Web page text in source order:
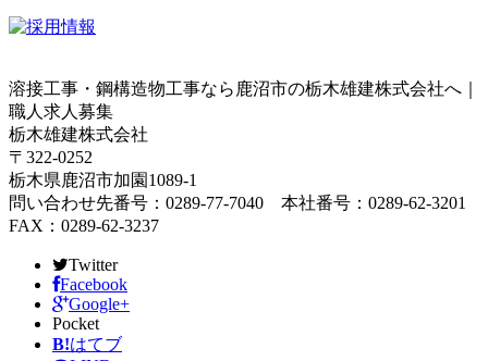
溶接工事・鋼構造物工事なら鹿沼市の栃木雄建株式会社へ｜
職人求人募集
栃木雄建株式会社
〒322-0252
栃木県鹿沼市加園1089-1
問い合わせ先番号：0289-77-7040 本社番号：0289-62-3201
FAX：0289-62-3237
Twitter
Facebook
Google+
Pocket
B!はてブ